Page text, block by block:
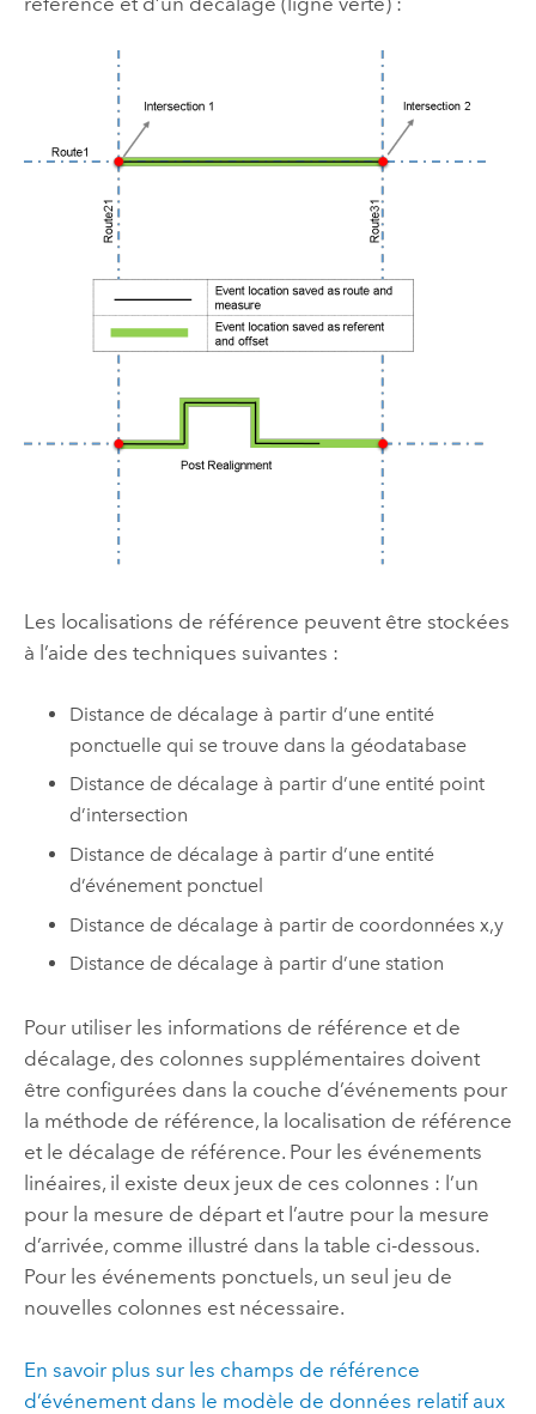
Les localisations de référence peuvent être stockées
à l’aide des techniques suivantes :
Distance de décalage à partir d’une entité
ponctuelle qui se trouve dans la géodatabase
Distance de décalage à partir d’une entité point
d’intersection
Distance de décalage à partir d’une entité
d’événement ponctuel
Distance de décalage à partir de coordonnées x,y
Distance de décalage à partir d’une station
Pour utiliser les informations de référence et de
décalage, des colonnes supplémentaires doivent
être configurées dans la couche d’événements pour
la méthode de référence, la localisation de référence
et le décalage de référence. Pour les événements
linéaires, il existe deux jeux de ces colonnes : l’un
pour la mesure de départ et l’autre pour la mesure
d’arrivée, comme illustré dans la table ci-dessous.
Pour les événements ponctuels, un seul jeu de
nouvelles colonnes est nécessaire.
En savoir plus sur les champs de référence
d’événement dans le modèle de données relatif aux